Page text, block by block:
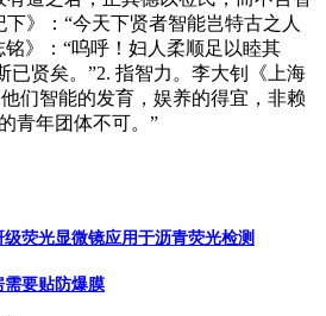
下》：“今天下贤者智能岂特古之人
》：“呜呼！妇人柔顺足以睦其
已贤矣。”2. 指智力。李大钊《上海
们智能的发育，娱养的得宜，非赖
青年团体不可。”
级荧光显微镜应用于沥青荧光检测
需要贴防爆膜